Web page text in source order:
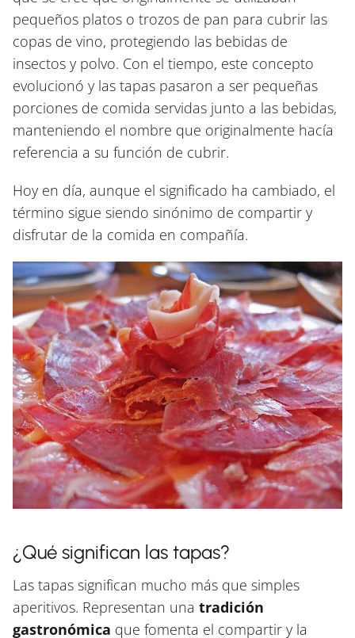
pequeños platos o trozos de pan para cubrir las
copas de vino, protegiendo las bebidas de
insectos y polvo. Con el tiempo, este concepto
evolucionó y las tapas pasaron a ser pequeñas
porciones de comida servidas junto a las bebidas,
manteniendo el nombre que originalmente hacía
referencia a su función de cubrir.
Hoy en día, aunque el significado ha cambiado, el
término sigue siendo sinónimo de compartir y
disfrutar de la comida en compañía.
¿Qué significan las tapas?
Las tapas significan mucho más que simples
aperitivos. Representan una tradición
gastronómica que fomenta el compartir y la